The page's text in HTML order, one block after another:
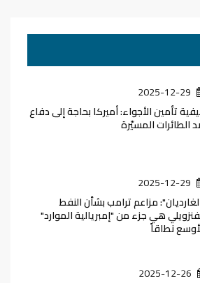
2025-12-29
تأمين الأجواء: أميركا بحاجة إلى دفاع
الطائرات المسيّرة
2025-12-29
مزاعم ترامب بشأن النفط
هي جزء من "إمبريالية الموارد"
نطاقاً
2025-12-26